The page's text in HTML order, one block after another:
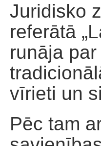
Juridisko
referātā
runāja
vīrieti un
Pēc tam